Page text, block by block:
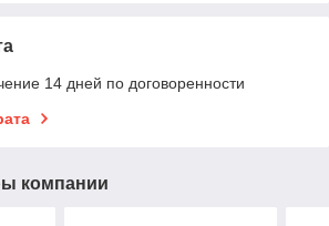
14 дней по договоренности
компании